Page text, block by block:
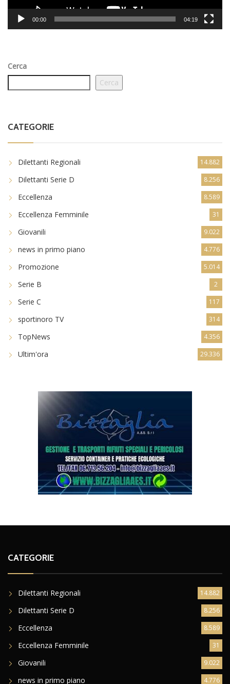
00:00 04:19
Cerca
Cerca
CATEGORIE
Dilettanti Regionali 14.882
Dilettanti Serie D 8.256
Eccellenza 8.589
Eccellenza Femminile 31
Giovanili 9.022
news in primo piano 4.776
Promozione 5.014
Serie B 2
Serie C 117
sportinoro TV 314
TopNews 4.356
Ultim'ora 29.336
CATEGORIE
Dilettanti Regionali 14.882
Dilettanti Serie D 8.256
Eccellenza 8.589
Eccellenza Femminile 31
Giovanili 9.022
news in primo piano 4.776